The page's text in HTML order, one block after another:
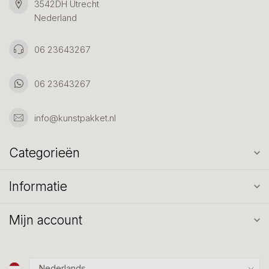
3542DH Utrecht
Nederland
06 23643267
06 23643267
info@kunstpakket.nl
Categorieën
Informatie
Mijn account